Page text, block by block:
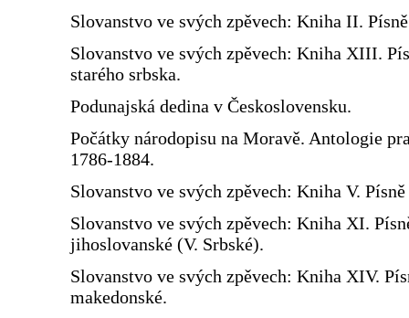
Slovanstvo ve svých zpěvech: Kniha II.
Slovanstvo ve svých zpěvech: Kniha XIII.
starého srbska.
Podunajská dedina v Československu.
Počátky národopisu na Moravě. Antologie
1786-1884.
Slovanstvo ve svých zpěvech: Kniha V.
Slovanstvo ve svých zpěvech: Kniha XI.
jihoslovanské (V. Srbské).
Slovanstvo ve svých zpěvech: Kniha XIV.
makedonské.